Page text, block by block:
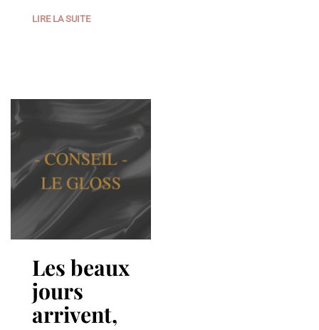
LIRE LA SUITE
Les beaux
jours
arrivent,